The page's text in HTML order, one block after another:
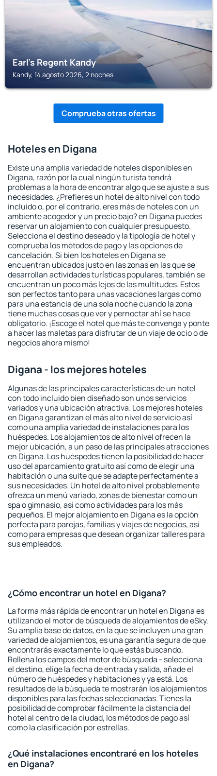
Earl's Regent Kandy
Kandy, 14 agosto 2026, 2 noches
Comprueba otras ofertas
Hoteles en Digana
Existe una amplia variedad de hoteles disponibles en
Digana, razón por la cual ningún turista tendrá
problemas a la hora de encontrar algo que se ajuste a sus
necesidades. ¿Prefieres un hotel de alto nivel con todo
incluido o, por el contrario, eres más de hoteles con un
ambiente acogedor y un precio bajo? en Digana puedes
reservar un alojamiento con cualquier presupuesto.
Selecciona el destino deseado y la tipología de hotel y
comprueba los métodos de pago y las opciones de
cancelación. Si bien los hoteles en Digana se
encuentran ubicados justo en las zonas en las que se
desarrollan actividades turísticas populares, también se
encuentran un poco más lejos de las multitudes. Estos
son perfectos tanto para unas vacaciones largas como
para una estancia de una sola noche cuando la zona
tiene muchas cosas que ver y pernoctar ahí se hace
obligatorio. ¡Escoge el hotel que más te convenga y ponte
a hacer las maletas para disfrutar de un viaje de ocio o de
negocios ahora mismo!
Digana - los mejores hoteles
Algunas de las principales características de un hotel
con todo incluido bien diseñado son unos servicios
variados y una ubicación atractiva. Los mejores hoteles
en Digana garantizan el más alto nivel de servicio así
como una amplia variedad de instalaciones para los
huéspedes. Los alojamientos de alto nivel ofrecen la
mejor ubicación, a un paso de las principales atracciones
en Digana. Los huéspedes tienen la posibilidad de hacer
uso del aparcamiento gratuito así como de elegir una
habitación o una suite que se adapte perfectamente a
sus necesidades. Un hotel de alto nivel probablemente
ofrezca un menú variado, zonas de bienestar como un
spa o gimnasio, así como actividades para los más
pequeños. El mejor alojamiento en Digana es la opción
perfecta para parejas, familias y viajes de negocios, así
como para empresas que desean organizar talleres para
sus empleados.
¿Cómo encontrar un hotel en Digana?
La forma más rápida de encontrar un hotel en Digana es
utilizando el motor de búsqueda de alojamientos de eSky.
Su amplia base de datos, en la que se incluyen una gran
variedad de alojamientos, es una garantía segura de que
encontrarás exactamente lo que estás buscando.
Rellena los campos del motor de búsqueda - selecciona
el destino, elige la fecha de entrada y salida, añade el
número de huéspedes y habitaciones y ya está. Los
resultados de la búsqueda te mostrarán los alojamientos
disponibles para las fechas seleccionadas. Tienes la
posibilidad de comprobar fácilmente la distancia del
hotel al centro de la ciudad, los métodos de pago así
como la clasificación por estrellas.
¿Qué instalaciones encontraré en los hoteles
en Digana?